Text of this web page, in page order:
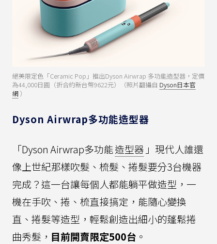
絕美限定色「Ceramic Pop」推出Dyson Airwrap 多功能造型器，定價
為44,000日圓（折合約新台幣9622元）（照片翻攝自 Dyson日本官
網 ）
Dyson Airwrap多功能造型器
「Dyson Airwrap多功能造型器 」現代人誰還
像上世紀那樣吹髮、梳髮、捲髮要分3台機器
完成？這一台讓每個人都能躺平做造型，一
機在手吹、捲、梳直接搞定，能隨心變換
直、捲髮等造型，輕鬆創造出細小的蓬鬆捲
曲秀髮， 目前開賣限定500台 。